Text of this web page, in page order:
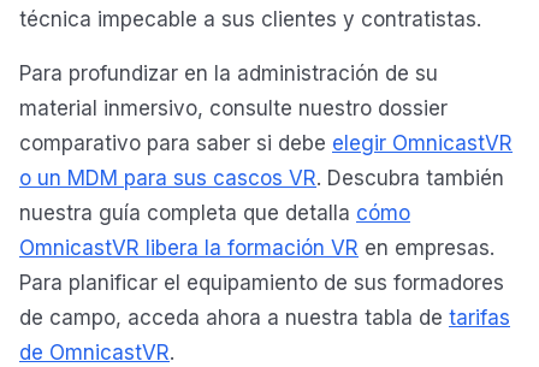
técnica impecable a sus clientes y contratistas.
Para profundizar en la administración de su
material inmersivo, consulte nuestro dossier
comparativo para saber si debe elegir OmnicastVR
o un MDM para sus cascos VR. Descubra también
nuestra guía completa que detalla cómo
OmnicastVR libera la formación VR en empresas.
Para planificar el equipamiento de sus formadores
de campo, acceda ahora a nuestra tabla de tarifas
de OmnicastVR.